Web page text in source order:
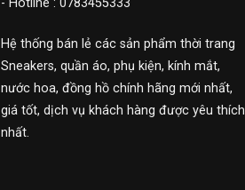
- Hotline : 0783455333
Hệ thống bán lẻ các sản phẩm thời trang
Sneakers, quần áo, phụ kiện, kính mắt,
nước hoa, đồng hồ chính hãng mới nhất,
giá tốt, dịch vụ khách hàng được yêu thích
nhất.